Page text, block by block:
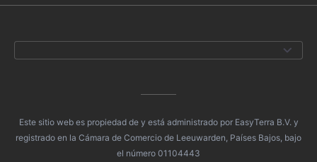
Este sitio web es propiedad de y está administrado por EasyTerra B.V. y
registrado en la Cámara de Comercio de Leeuwarden, Países Bajos, bajo
el número 01104443